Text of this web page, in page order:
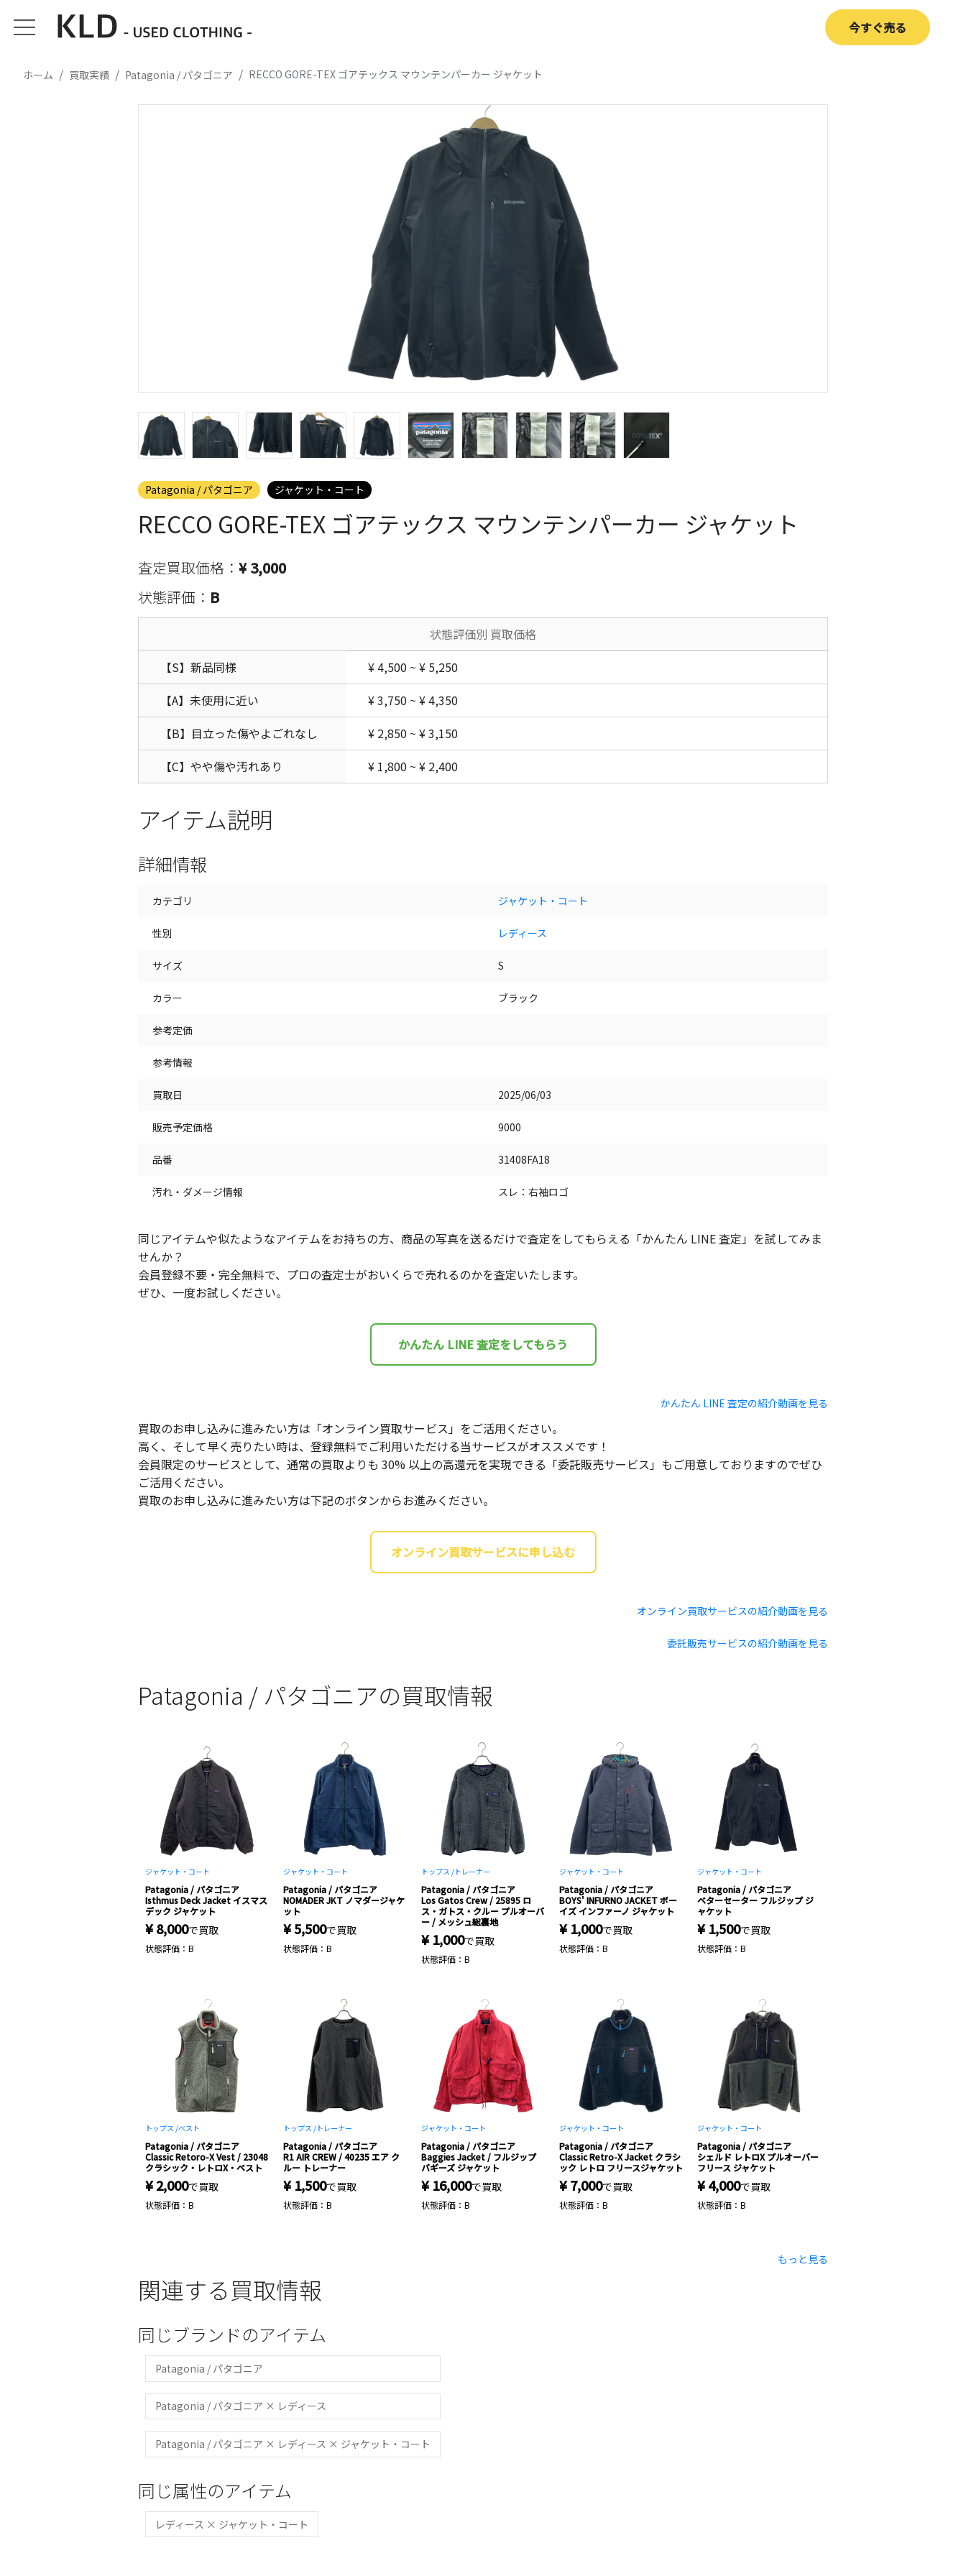
今すぐ売る
ホーム 買取実績 Patagonia / パタゴニア RECCO GORE-TEX ゴアテックス マウンテンパーカー ジャケット
Patagonia / パタゴニア ジャケット・コート
RECCO GORE-TEX ゴアテックス マウンテンパーカー ジャケット
査定買取価格： ¥ 3,000
状態評価： B
状態評価別 買取価格
【S】新品同様
¥ 4,500 ~ ¥ 5,250
【A】未使用に近い
¥ 3,750 ~ ¥ 4,350
【B】目立った傷やよごれなし
¥ 2,850 ~ ¥ 3,150
【C】やや傷や汚れあり
¥ 1,800 ~ ¥ 2,400
アイテム説明
詳細情報
カテゴリ ジャケット・コート
性別 レディース
サイズ S
カラー ブラック
参考定価
参考情報
買取日 2025/06/03
販売予定価格 9000
品番 31408FA18
汚れ・ダメージ情報 スレ：右袖ロゴ
同じアイテムや似たようなアイテムをお持ちの方、商品の写真を送るだけで査定をしてもらえる「かんたん LINE 査定」を試してみま
せんか？
会員登録不要・完全無料で、プロの査定士がおいくらで売れるのかを査定いたします。
ぜひ、一度お試しください。
かんたん LINE 査定をしてもらう
かんたん LINE 査定の紹介動画を見る
買取のお申し込みに進みたい方は「オンライン買取サービス」をご活用ください。
高く、そして早く売りたい時は、登録無料でご利用いただける当サービスがオススメです！
会員限定のサービスとして、通常の買取よりも 30% 以上の高還元を実現できる「委託販売サービス」もご用意しておりますのでぜひ
ご活用ください。
買取のお申し込みに進みたい方は下記のボタンからお進みください。
オンライン買取サービスに申し込む
オンライン買取サービスの紹介動画を見る
委託販売サービスの紹介動画を見る
Patagonia / パタゴニアの買取情報
ジャケット・コート
Patagonia / パタゴニア
Isthmus Deck Jacket イスマス
デック ジャケット
¥ 8,000で買取
状態評価：B
ジャケット・コート
Patagonia / パタゴニア
NOMADER JKT ノマダージャケ
ット
¥ 5,500で買取
状態評価：B
トップス / トレーナー
Patagonia / パタゴニア
Los Gatos Crew / 25895 ロ
ス・ガトス・クルー プルオーバ
ー / メッシュ総裏地
¥ 1,000で買取
状態評価：B
ジャケット・コート
Patagonia / パタゴニア
BOYS' INFURNO JACKET ボー
イズ インファーノ ジャケット
¥ 1,000で買取
状態評価：B
ジャケット・コート
Patagonia / パタゴニア
ベターセーター フルジップ ジ
ャケット
¥ 1,500で買取
状態評価：B
トップス /ベスト
Patagonia / パタゴニア
Classic Retoro-X Vest / 23048
クラシック・レトロX・ベスト
¥ 2,000で買取
状態評価：B
トップス / トレーナー
Patagonia / パタゴニア
R1 AIR CREW / 40235 エア ク
ルー トレーナー
¥ 1,500で買取
状態評価：B
ジャケット・コート
Patagonia / パタゴニア
Baggies Jacket / フルジップ
バギーズ ジャケット
¥ 16,000で買取
状態評価：B
ジャケット・コート
Patagonia / パタゴニア
Classic Retro-X Jacket クラシ
ック レトロ フリースジャケット
¥ 7,000で買取
状態評価：B
ジャケット・コート
Patagonia / パタゴニア
シェルド レトロX プルオーバー
フリース ジャケット
¥ 4,000で買取
状態評価：B
もっと見る
関連する買取情報
同じブランドのアイテム
Patagonia / パタゴニア
Patagonia / パタゴニア × レディース
Patagonia / パタゴニア × レディース × ジャケット・コート
同じ属性のアイテム
レディース × ジャケット・コート